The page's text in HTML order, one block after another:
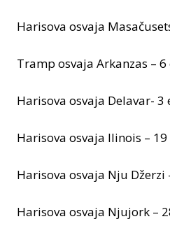
Harisova osvaja
Tramp osvaja Arkanzas –
Harisova osvaja Delavar- 3
Harisova osvaja Ilinois –
Harisova osvaja Nju
Harisova osvaja Njujork –